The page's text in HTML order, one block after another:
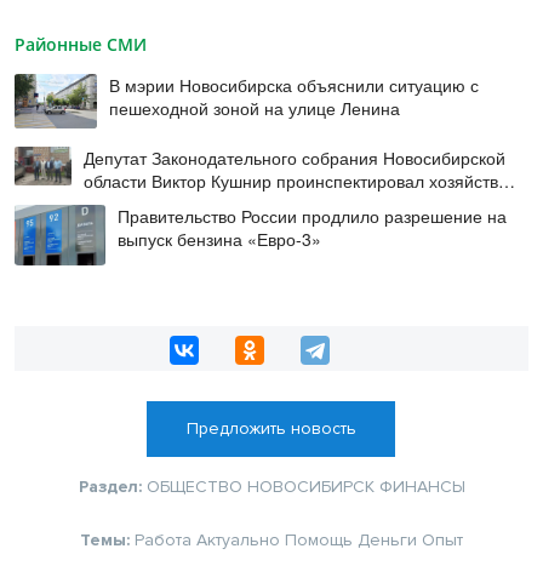
Районные СМИ
В мэрии Новосибирска объяснили ситуацию с
пешеходной зоной на улице Ленина
Депутат Законодательного собрания Новосибирской
области Виктор Кушнир проинспектировал хозяйства
Венгеровского округа
Правительство России продлило разрешение на
выпуск бензина «Евро-3»
Предложить новость
Раздел: ОБЩЕСТВО НОВОСИБИРСК ФИНАНСЫ
Темы: Работа Актуально Помощь Деньги Опыт